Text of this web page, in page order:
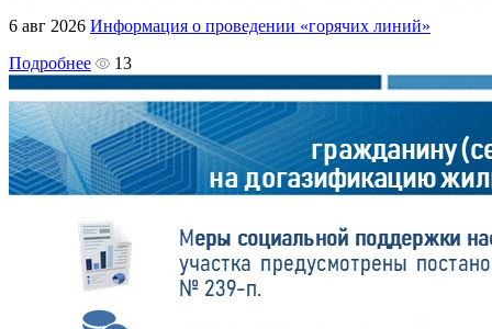
6 авг 2026 Информация о проведении «горячих линий»
Подробнее
13